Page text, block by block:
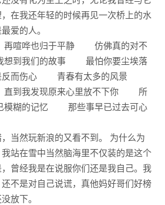
在我还年轻的时候再见一次桥上的水
爱的人。
喧哗也归于平静 仿佛真的对不
到我们的故事 最怕你要尘埃落
是反而伤心 青春有太多的风景
到我发现原来心里放不下你 所
模糊的记忆 那些事早已过去可心
当然玩新浪的又看不到。 为什么为
站在雪中当然脑海里不仅装的是这个
曾经我是在说服你们还是我自己。我
不是对自己说谎，真他妈好哥们好榜
放下。